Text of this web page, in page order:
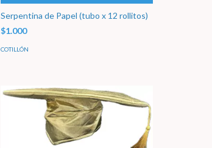
Serpentina de Papel (tubo x 12 rollitos)
$1.000
COTILLÓN